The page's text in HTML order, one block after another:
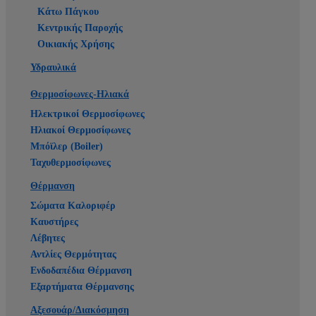
Κάτω Πάγκου
Κεντρικής Παροχής
Οικιακής Χρήσης
Υδραυλικά
Θερμοσίφωνες-Ηλιακά
Ηλεκτρικοί Θερμοσίφωνες
Ηλιακοί Θερμοσίφωνες
Μπόϊλερ (Boiler)
Ταχυθερμοσίφωνες
Θέρμανση
Σώματα Καλοριφέρ
Καυστήρες
Λέβητες
Αντλίες Θερμότητας
Ενδοδαπέδια Θέρμανση
Εξαρτήματα Θέρμανσης
Αξεσουάρ/Διακόσμηση